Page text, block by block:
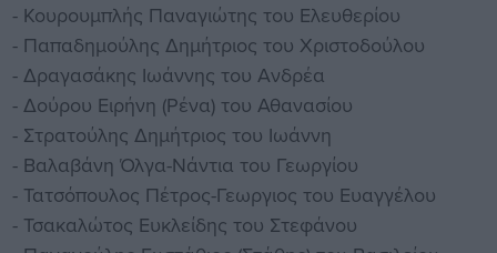
- Κουρουμπλής Παναγιώτης του Ελευθερίου
- Παπαδημούλης Δημήτριος του Χριστοδούλου
- Δραγασάκης Ιωάννης του Ανδρέα
- Δούρου Ειρήνη (Ρένα) του Αθανασίου
- Στρατούλης Δημήτριος του Ιωάννη
- Βαλαβάνη Όλγα-Νάντια του Γεωργίου
- Τατσόπουλος Πέτρος-Γεωργιος του Ευαγγέλου
- Τσακαλώτος Ευκλείδης του Στεφάνου